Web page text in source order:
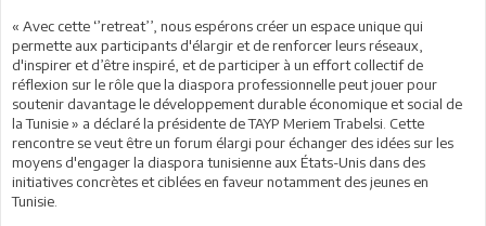
« Avec cette ‘’retreat’’, nous espérons créer un espace unique qui
permette aux participants d'élargir et de renforcer leurs réseaux,
d'inspirer et d’être inspiré, et de participer à un effort collectif de
réflexion sur le rôle que la diaspora professionnelle peut jouer pour
soutenir davantage le développement durable économique et social de
la Tunisie » a déclaré la présidente de TAYP Meriem Trabelsi. Cette
rencontre se veut être un forum élargi pour échanger des idées sur les
moyens d'engager la diaspora tunisienne aux États-Unis dans des
initiatives concrètes et ciblées en faveur notamment des jeunes en
Tunisie.